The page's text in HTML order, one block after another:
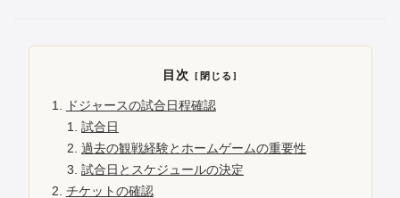
目次
ドジャースの試合日程確認
試合日
過去の観戦経験とホームゲームの重要性
試合日とスケジュールの決定
チケットの確認